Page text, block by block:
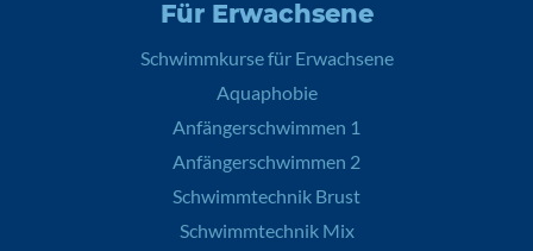
Für Erwachsene
Schwimmkurse für Erwachsene
Aquaphobie
Anfängerschwimmen 1
Anfängerschwimmen 2
Schwimmtechnik Brust
Schwimmtechnik Mix